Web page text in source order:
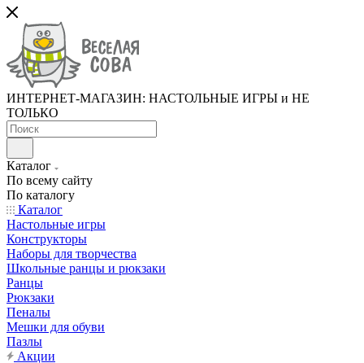
ИНТЕРНЕТ-МАГАЗИН: НАСТОЛЬНЫЕ ИГРЫ и НЕ
ТОЛЬКО
Каталог
По всему сайту
По каталогу
Каталог
Настольные игры
Конструкторы
Наборы для творчества
Школьные ранцы и рюкзаки
Ранцы
Рюкзаки
Пеналы
Мешки для обуви
Пазлы
Акции